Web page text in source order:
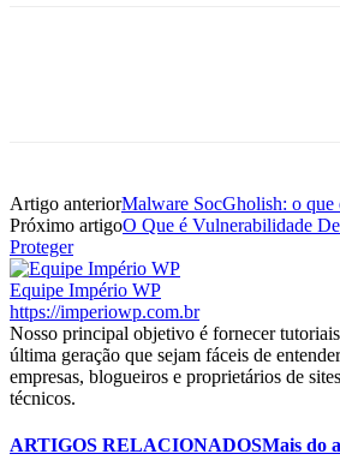
Artigo anteriorMalware SocGholish: o que
Próximo artigoO Que é Vulnerabilidade
Proteger
Equipe Império WP
https://imperiowp.com.br
Nosso principal objetivo é fornecer
última geração que sejam fáceis de
empresas, blogueiros e proprietários de
técnicos.
ARTIGOS RELACIONADOSMais do